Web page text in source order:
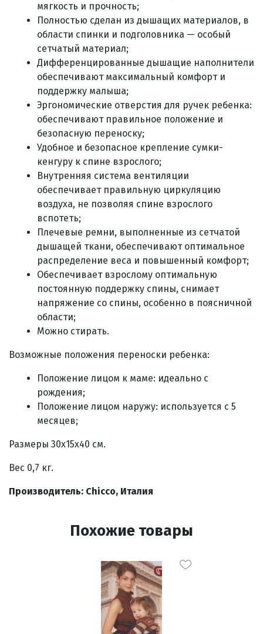
мягкость и прочность;
Полностью сделан из дышащих материалов, в
области спинки и подголовника — особый
сетчатый материал;
Дифференцированные дышащие наполнители
обеспечивают максимальный комфорт и
поддержку малыша;
Эргономические отверстия для ручек ребенка:
обеспечивают правильное положение и
безопасную переноску;
Удобное и безопасное крепление сумки-
кенгуру к спине взрослого;
Внутренняя система вентиляции
обеспечивает правильную циркуляцию
воздуха, не позволяя спине взрослого
вспотеть;
Плечевые ремни, выполненные из сетчатой
дышащей ткани, обеспечивают оптимальное
распределение веса и повышенный комфорт;
Обеспечивает взрослому оптимальную
постоянную поддержку спины, снимает
напряжение со спины, особенно в поясничной
области;
Можно стирать.
Возможные положения переноски ребенка:
Положение лицом к маме: идеально с
рождения;
Положение лицом наружу: используется с 5
месяцев;
Размеры 30х15х40 см.
Вес 0,7 кг.
Производитель: Chicco, Италия
Похожие товары